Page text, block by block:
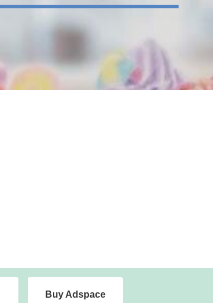
Buy Adspace